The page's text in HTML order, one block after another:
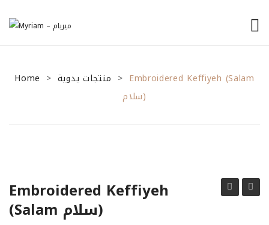
من نحن
Marketing Tips
Home > منتجات يدوية > Embroidered Keffiyeh (Salam
سلام)
Embroidered Keffiyeh
(Salam سلام)